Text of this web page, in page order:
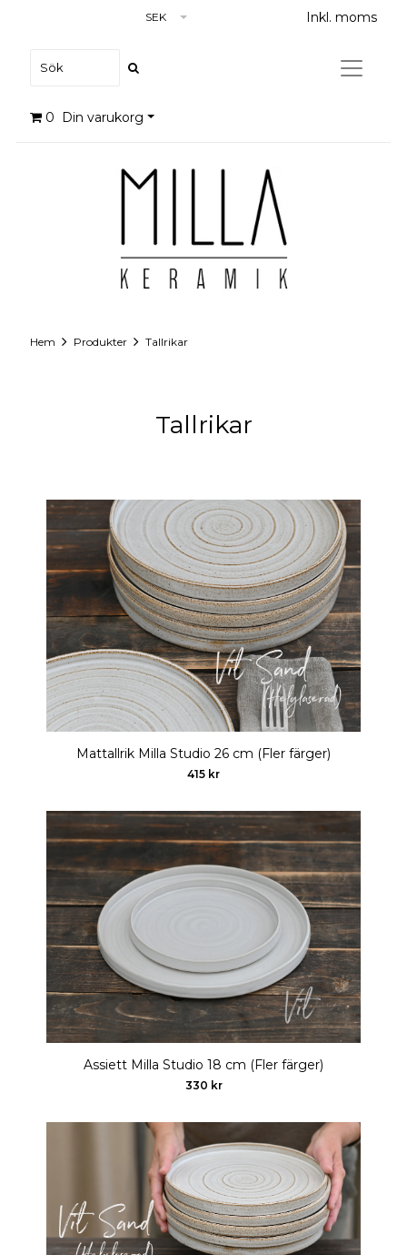
SEK Inkl. moms
0 Din varukorg
Hem Produkter Tallrikar
Tallrikar
Mattallrik Milla Studio 26 cm (Fler färger)
415 kr
Assiett Milla Studio 18 cm (Fler färger)
330 kr